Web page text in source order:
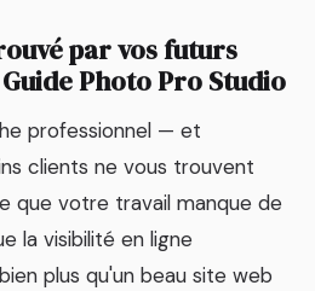
par vos futurs
Photo Pro Studio
professionnel — et
clients ne vous trouvent
que votre travail manque de
la visibilité en ligne
plus qu'un beau site web